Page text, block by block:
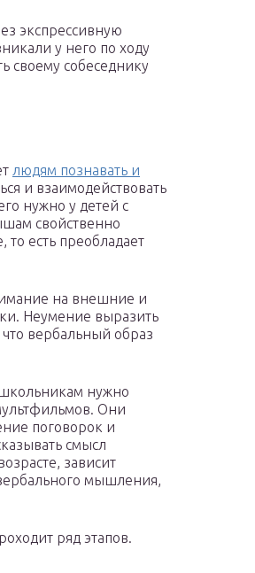
экспрессивную
у него по ходу
своему собеседнику
людям познавать и
и взаимодействовать
нужно у детей с
свойственно
есть преобладает
на внешние и
Неумение выразить
вербальный образ
нужно
Они
поговорок и
смысл
зависит
мышления,
ряд этапов.